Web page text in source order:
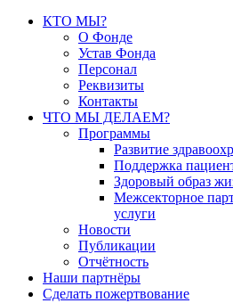
КТО МЫ?
О Фонде
Устав Фонда
Персонал
Реквизиты
Контакты
ЧТО МЫ ДЕЛАЕМ?
Программы
Развитие
Поддержка
Здоровый образ
Межсекторное
услуги
Новости
Публикации
Отчётность
Наши партнёры
Сделать пожертвование